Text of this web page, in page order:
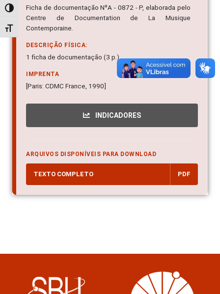
Alternar alto contraste
Alternar tamanho da fonte
Ficha de documentação NºA - 0872 - P, elaborada pelo
Centre de Documentation de La Musique
Contemporaine.
DESCRIÇÃO FÍSICA:
1 ficha de documentação (3 p.)
IMPRENTA
[Paris: CDMC France, 1990]
INDICADORES
ARQUIVOS DISPONÍVEIS PARA DOWNLOAD
TEXTO COMPLETO PDF